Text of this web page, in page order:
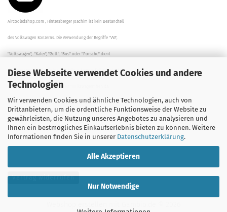
Diese Webseite verwendet Cookies und andere
Technologien
Wir verwenden Cookies und ähnliche Technologien, auch von
Drittanbietern, um die ordentliche Funktionsweise der Website zu
gewährleisten, die Nutzung unseres Angebotes zu analysieren und
Ihnen ein bestmögliches Einkaufserlebnis bieten zu können. Weitere
Informationen finden Sie in unserer Datenschutzerklärung.
Alle Akzeptieren
Nur Notwendige
Aircooledshop.com , Hintersberger Joachim ist kein Bestandteil
des Volkswagen Konzerns. Die Verwendung der Begriffe "VW",
"Volkswagen", "Käfer", "Golf", "Bus" oder "Porsche" dient
der Beschreibung der Teile und stellt in keinem Fall eine direkte
Verbindung zu dem Unternehmen "Volkswagen" her/da.
Die Beschreibungen, Zeichnungen und Angaben zur
Verwendung sind sorgfältig überprüft worden.
Vertrag widerrufen